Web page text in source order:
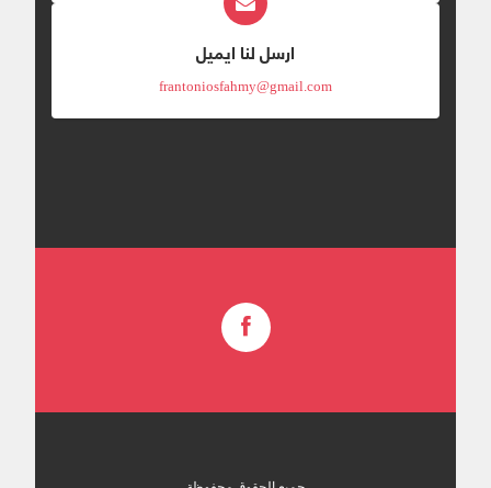
ارسل لنا ايميل
frantoniosfahmy@gmail.com